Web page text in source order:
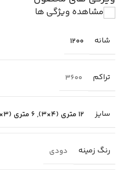
مشاهده ویژگی ها
شانه 1200
تراکم 3600
سایز 12 متری (4×3) , 6 متری (3×2)
رنگ زمینه دودی